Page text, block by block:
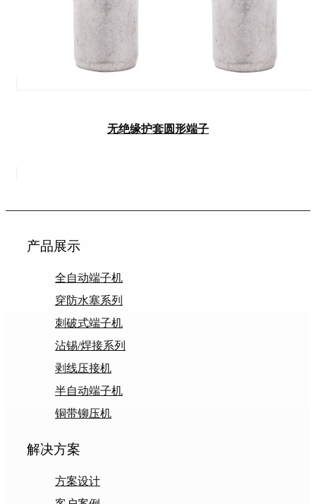
无绝缘护套圆形端子
产品展示
全自动端子机
穿防水塞系列
刺破式端子机
沾锡/焊接系列
剥线压接机
半自动端子机
铜带铆压机
解决方案
方案设计